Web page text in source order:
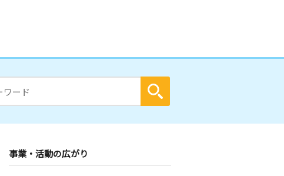
事業・活動の広がり